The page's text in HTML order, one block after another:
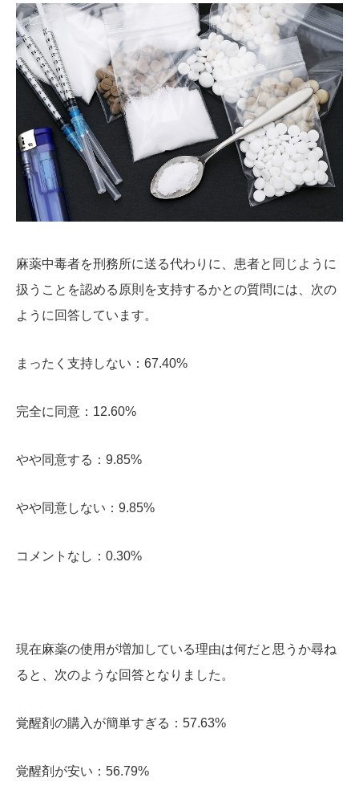
麻薬中毒者を刑務所に送る代わりに、患者と同じように
扱うことを認める原則を支持するかとの質問には、次の
ように回答しています。
まったく支持しない：67.40%
完全に同意：12.60%
やや同意する：9.85%
やや同意しない：9.85%
コメントなし：0.30%
現在麻薬の使用が増加している理由は何だと思うか尋ね
ると、次のような回答となりました。
覚醒剤の購入が簡単すぎる：57.63%
覚醒剤が安い：56.79%